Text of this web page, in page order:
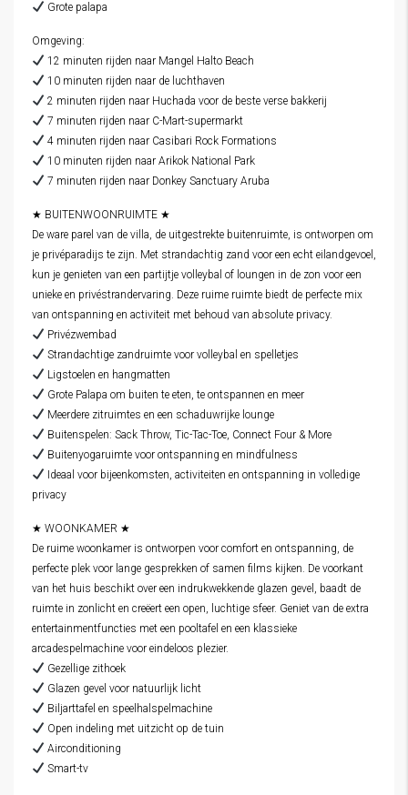
Grote palapa
Omgeving:
12 minuten rijden naar Mangel Halto Beach
10 minuten rijden naar de luchthaven
2 minuten rijden naar Huchada voor de beste verse bakkerij
7 minuten rijden naar C-Mart-supermarkt
4 minuten rijden naar Casibari Rock Formations
10 minuten rijden naar Arikok National Park
7 minuten rijden naar Donkey Sanctuary Aruba
★ BUITENWOONRUIMTE ★
De ware parel van de villa, de uitgestrekte buitenruimte, is ontworpen om
je privéparadijs te zijn. Met strandachtig zand voor een echt eilandgevoel,
kun je genieten van een partijtje volleybal of loungen in de zon voor een
unieke en privéstrandervaring. Deze ruime ruimte biedt de perfecte mix
van ontspanning en activiteit met behoud van absolute privacy.
Privézwembad
Strandachtige zandruimte voor volleybal en spelletjes
Ligstoelen en hangmatten
Grote Palapa om buiten te eten, te ontspannen en meer
Meerdere zitruimtes en een schaduwrijke lounge
Buitenspelen: Sack Throw, Tic-Tac-Toe, Connect Four & More
Buitenyogaruimte voor ontspanning en mindfulness
Ideaal voor bijeenkomsten, activiteiten en ontspanning in volledige
privacy
★ WOONKAMER ★
De ruime woonkamer is ontworpen voor comfort en ontspanning, de
perfecte plek voor lange gesprekken of samen films kijken. De voorkant
van het huis beschikt over een indrukwekkende glazen gevel, baadt de
ruimte in zonlicht en creëert een open, luchtige sfeer. Geniet van de extra
entertainmentfuncties met een pooltafel en een klassieke
arcadespelmachine voor eindeloos plezier.
Gezellige zithoek
Glazen gevel voor natuurlijk licht
Biljarttafel en speelhalspelmachine
Open indeling met uitzicht op de tuin
Airconditioning
Smart-tv